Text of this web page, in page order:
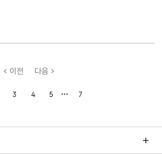
이전
3 4 5
마지막으로
7
다음